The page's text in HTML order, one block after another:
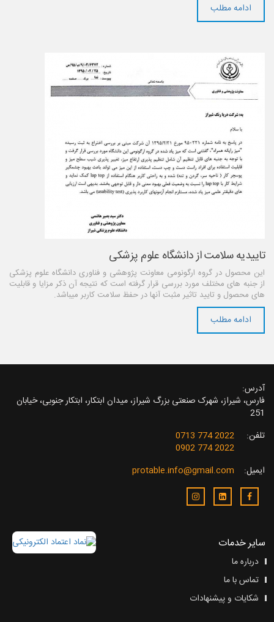
ادامه مطلب
تاییدیه سلامت از دانشگاه علوم پزشکی
این محصول در گروه ارگونومی معاونت پژوهشی و فناوری دانشگاه علوم پزشکی
از جنبه های مختلف مورد بررسی قرار گرفته است که نتیجه آن ذکر مزایا و قابلیت
های محصول و تایید تاثیر مثبت آنها در حفظ سلامت کاربر میباشد.
ادامه مطلب
آدرس:
فارس، شیراز، شهرک صنعتی بزرگ شیراز، میدان ابتکار، ابتکار جنوبی، خیابان
251
تلفن:
2022 774 0713
2022 774 0902
ایمیل:
protable.info@gmail.com
سایر خدمات
درباره ما
تماس با ما
شکایات و پیشنهادات